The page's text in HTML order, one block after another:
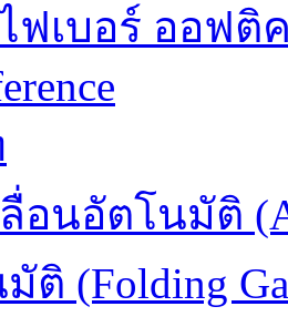
ฟเบอร์ ออฟติ
อนอัตโนมัติ
ติ (Folding